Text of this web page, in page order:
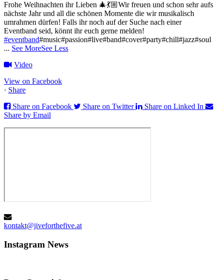
Frohe Weihnachten ihr Lieben 🎄💃🏼Wir freuen und schon sehr aufs
nächste Jahr und all die schönen Momente die wir musikalisch
umrahmen dürfen! Falls ihr noch auf der Suche nach einer
Eventband seid, könnt ihr euch gerne melden!
#eventband#music#passion#live#band#cover#party#chill#jazz#soul
... See MoreSee Less
Video
View on Facebook
· Share
Share on Facebook
Share on Twitter
Share on Linked In
Share by Email
kontakt@jiveforthefive.at
Instagram News